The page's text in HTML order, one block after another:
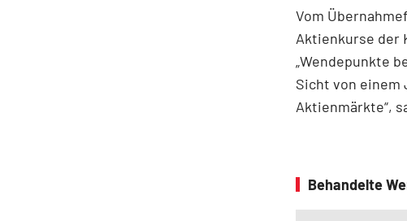
Vom
Aktienkurse der
„Wendepunkte
Sicht von einem
Aktienmärkte“,
Behandelte